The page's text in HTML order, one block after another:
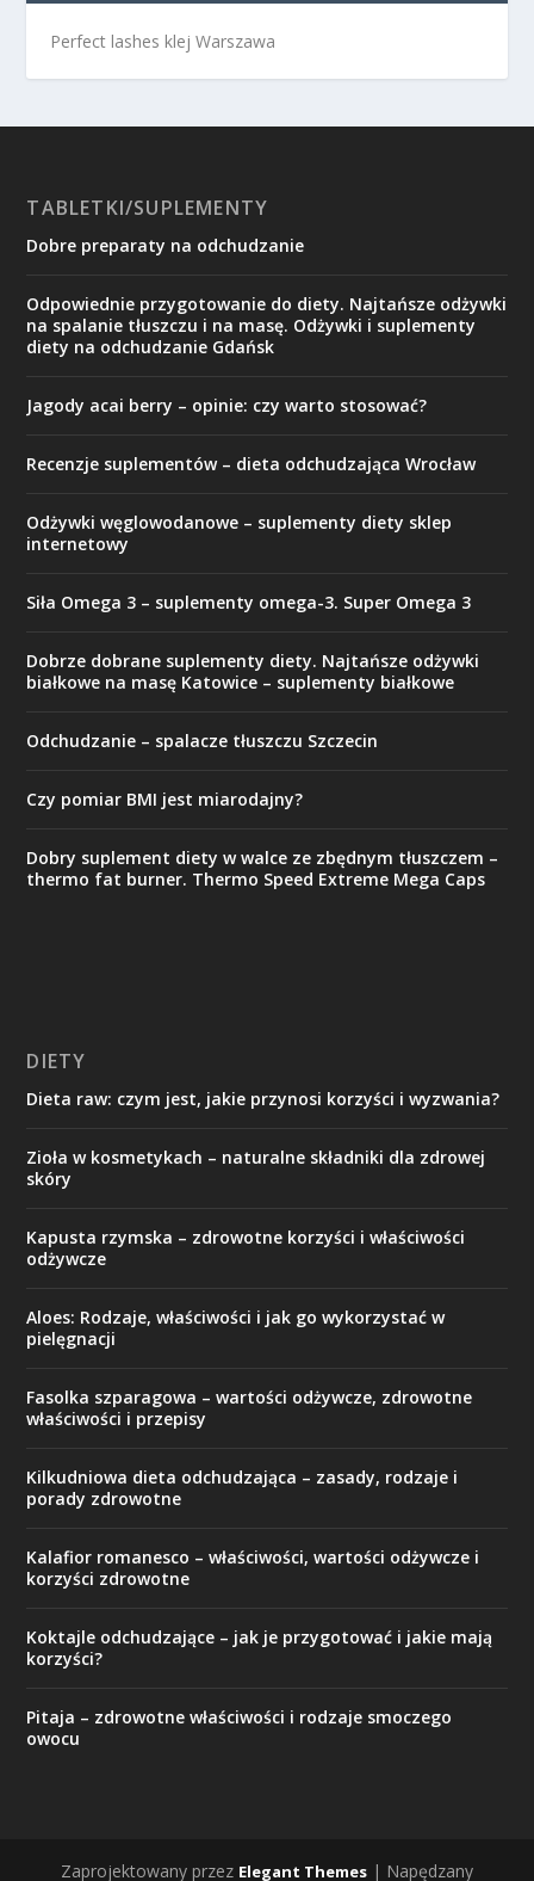
Perfect lashes klej Warszawa
TABLETKI/SUPLEMENTY
Dobre preparaty na odchudzanie
Odpowiednie przygotowanie do diety. Najtańsze odżywki
na spalanie tłuszczu i na masę. Odżywki i suplementy
diety na odchudzanie Gdańsk
Jagody acai berry – opinie: czy warto stosować?
Recenzje suplementów – dieta odchudzająca Wrocław
Odżywki węglowodanowe – suplementy diety sklep
internetowy
Siła Omega 3 – suplementy omega-3. Super Omega 3
Dobrze dobrane suplementy diety. Najtańsze odżywki
białkowe na masę Katowice – suplementy białkowe
Odchudzanie – spalacze tłuszczu Szczecin
Czy pomiar BMI jest miarodajny?
Dobry suplement diety w walce ze zbędnym tłuszczem –
thermo fat burner. Thermo Speed Extreme Mega Caps
DIETY
Dieta raw: czym jest, jakie przynosi korzyści i wyzwania?
Zioła w kosmetykach – naturalne składniki dla zdrowej
skóry
Kapusta rzymska – zdrowotne korzyści i właściwości
odżywcze
Aloes: Rodzaje, właściwości i jak go wykorzystać w
pielęgnacji
Fasolka szparagowa – wartości odżywcze, zdrowotne
właściwości i przepisy
Kilkudniowa dieta odchudzająca – zasady, rodzaje i
porady zdrowotne
Kalafior romanesco – właściwości, wartości odżywcze i
korzyści zdrowotne
Koktajle odchudzające – jak je przygotować i jakie mają
korzyści?
Pitaja – zdrowotne właściwości i rodzaje smoczego
owocu
Zaprojektowany przez Elegant Themes | Napędzany